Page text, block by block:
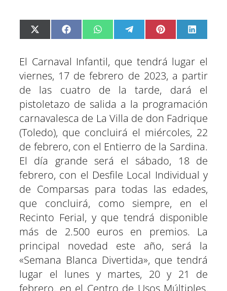
C
o
r
t
i
r
e
n
X
(
t
e
r
)
C
o
a
t
e
n
F
a
b
C
o
a
r
t
i
r
e
n
W
h
s
A
p
C
o
i
r
e
n
e
m
C
o
a
r
t
i
r
P
i
e
r
s
t
C
o
i
L
i
n
El Carnaval Infantil, que tendrá lugar el
viernes, 17 de febrero de 2023, a partir
de las cuatro de la tarde, dará el
pistoletazo de salida a la programación
carnavalesca de La Villa de don Fadrique
(Toledo), que concluirá el miércoles, 22
de febrero, con el Entierro de la Sardina.
El día grande será el sábado, 18 de
febrero, con el Desfile Local Individual y
de Comparsas para todas las edades,
que concluirá, como siempre, en el
Recinto Ferial, y que tendrá disponible
más de 2.500 euros en premios. La
principal novedad este año, será la
«Semana Blanca Divertida», que tendrá
lugar el lunes y martes, 20 y 21 de